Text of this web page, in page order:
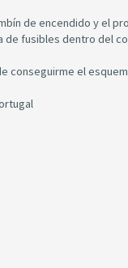
de encendido y el
de fusibles dentro del
conseguirme el